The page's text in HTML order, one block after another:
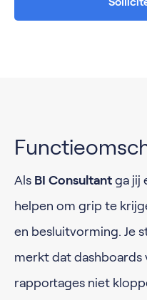
Als BI Consultant ga jij
helpen om grip te
en besluitvorming. Je
merkt dat dashboards
rapportages niet